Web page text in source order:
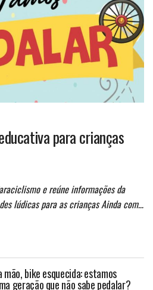
para crianças
e reúne informações da
lúdicas para as crianças Ainda com…
mão, bike esquecida: estamos
geração que não sabe pedalar?